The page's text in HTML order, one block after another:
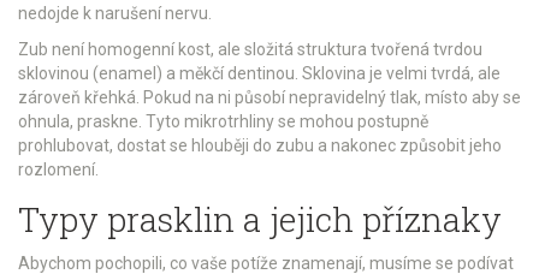
nedojde k narušení nervu.
Zub není homogenní kost, ale složitá struktura tvořená tvrdou
sklovinou (enamel) a měkčí dentinou. Sklovina je velmi tvrdá, ale
zároveň křehká. Pokud na ni působí nepravidelný tlak, místo aby se
ohnula, praskne. Tyto mikrotrhliny se mohou postupně
prohlubovat, dostat se hlouběji do zubu a nakonec způsobit jeho
rozlomení.
Typy prasklin a jejich příznaky
Abychom pochopili, co vaše potíže znamenají, musíme se podívat